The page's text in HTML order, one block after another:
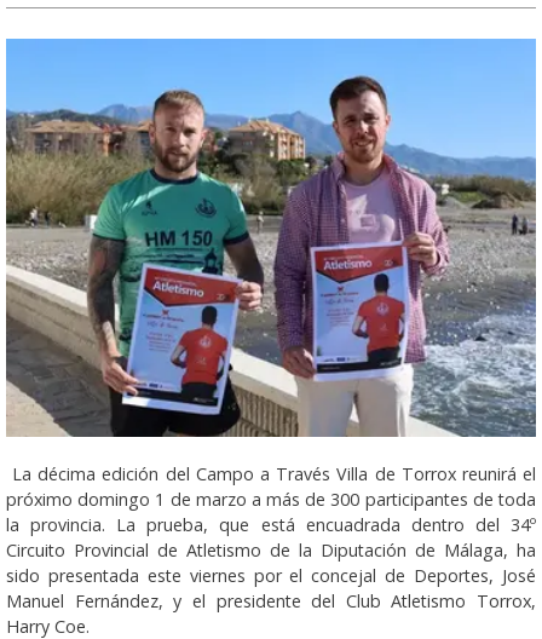
La décima edición del Campo a Través Villa de Torrox reunirá el
próximo domingo 1 de marzo a más de 300 participantes de toda
la provincia. La prueba, que está encuadrada dentro del 34º
Circuito Provincial de Atletismo de la Diputación de Málaga, ha
sido presentada este viernes por el concejal de Deportes, José
Manuel Fernández, y el presidente del Club Atletismo Torrox,
Harry Coe.